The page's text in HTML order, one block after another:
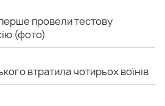
провели тестову
(фото)
втратила чотирьох воїнів